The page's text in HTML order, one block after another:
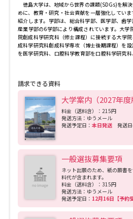
徳島大学は、地域から世界の課題(SDGs)を解
めに、教育・研究・社会貢献を一層強化してい
紹介します。学部は、総合科学部、医学部、歯
産業学部の6学部により構成されています。大
院創成科学研究科（修士課程）に接続する大学
成科学研究科創成科学専攻（博士後期課程）を
を医学研究科、口腔科学教育部を口腔科学研究科
養生命科学教育部を医科栄養学研究科、保健科
た、教員組織としては、大学院社会産業理工学研
ります。さらに、世界最先端の医科学系の研究
で世界を救うイノベーションを起こす研究を実施
(pLED)、生命科学系の研究を推進するバイオイ
の医療をリードする大学病院、組織対組織の産
産み出す大学産業院があります。 理系に強み
科学部があります。この構成が徳島大学の特徴
材を育成してきました。 徳島大学では、全学
ために、研究クラスターや教育クラスターと名
また、地域の皆様との連携強化のために、人と
どとの連携のために、研究支援・産官学連携セ
す。さらに、新たな外部資金を獲得するため
OTSUCLE（おつくる）」や大学発スタートアッ
産学連携キャピタル(AIAC)などにより、起業に
います。これらは他大学等との連携も可能です
できることは、大学院工学研究科修士課程を修
賞者となった中村修二教授（カリフォルニア大学
請求できる資料
大学案内（2027年度
料金（送料含）：215円
発送方法：ゆうメール
発送予定日： 本日発送 発送
一般選抜募集要項
ネット出願のため、紙の願書
料代が含まれます。
料金（送料含）：315円
発送方法：ゆうメール
発送予定日： 12月16日【予約